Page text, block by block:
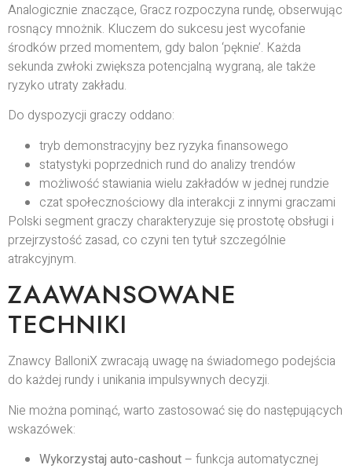
Analogicznie znaczące, Gracz rozpoczyna rundę, obserwując
rosnący mnożnik. Kluczem do sukcesu jest wycofanie
środków przed momentem, gdy balon ‘pęknie’. Każda
sekunda zwłoki zwiększa potencjalną wygraną, ale także
ryzyko utraty zakładu.
Do dyspozycji graczy oddano:
tryb demonstracyjny bez ryzyka finansowego
statystyki poprzednich rund do analizy trendów
możliwość stawiania wielu zakładów w jednej rundzie
czat społecznościowy dla interakcji z innymi graczami
Polski segment graczy charakteryzuje się prostotę obsługi i
przejrzystość zasad, co czyni ten tytuł szczególnie
atrakcyjnym.
ZAAWANSOWANE
TECHNIKI
Znawcy BalloniX zwracają uwagę na świadomego podejścia
do każdej rundy i unikania impulsywnych decyzji.
Nie można pominąć, warto zastosować się do następujących
wskazówek:
Wykorzystaj auto-cashout– funkcja automatycznej